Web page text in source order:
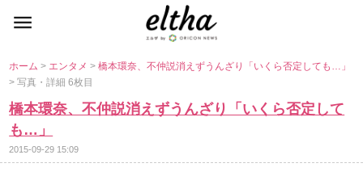
ホーム> エンタメ>橋本環奈、不仲説消えずうんざり「いくら否定しても…」
> 写真・詳細 6枚目
橋本環奈、不仲説消えずうんざり「いくら否定して
も…」
2015-09-29 15:09